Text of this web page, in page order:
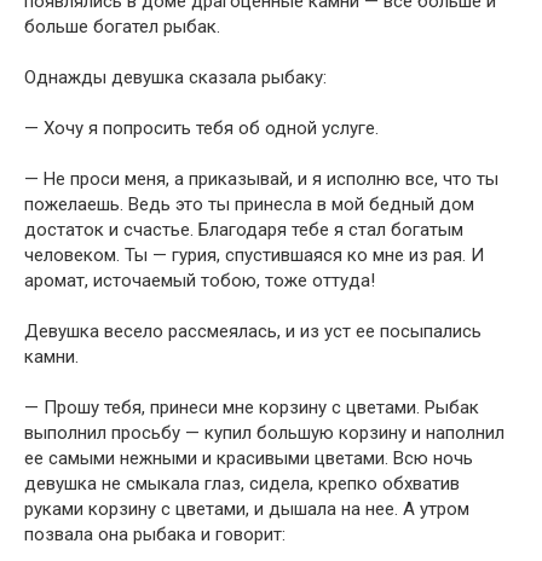
больше богател рыбак.
Однажды девушка сказала рыбаку:
— Хочу я попросить тебя об одной услуге.
— Не проси меня, а приказывай, и я исполню все, что ты
пожелаешь. Ведь это ты принесла в мой бедный дом
достаток и счастье. Благодаря тебе я стал богатым
человеком. Ты — гурия, спустившаяся ко мне из рая. И
аромат, источаемый тобою, тоже оттуда!
Девушка весело рассмеялась, и из уст ее посыпались
камни.
— Прошу тебя, принеси мне корзину с цветами. Рыбак
выполнил просьбу — купил большую корзину и наполнил
ее самыми нежными и красивыми цветами. Всю ночь
девушка не смыкала глаз, сидела, крепко обхватив
руками корзину с цветами, и дышала на нее. А утром
позвала она рыбака и говорит: